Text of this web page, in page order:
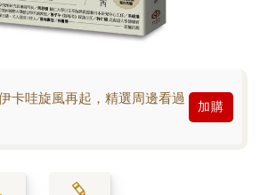
卡哇旋風再起，精選周邊看過
加購